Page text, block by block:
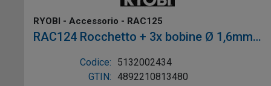
RYOBI - Accessorio - RAC125
RAC124 Rocchetto + 3x bobine Ø 1,6mm
(OLT1831, RLT1830) ORDINABILE IN
MULTIPLI DI 10 PZ
Codice:
5132002434
GTIN: 4892210813480